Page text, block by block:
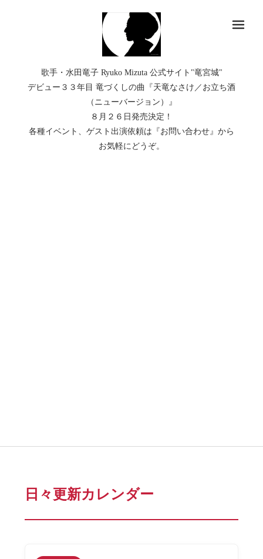
歌手・水田竜子 Ryuko Mizuta 公式サイト"竜宮城"
デビュー３３年目 竜づくしの曲『天竜なさけ／お立ち酒
（ニューバージョン）』
８月２６日発売決定！
各種イベント、ゲスト出演依頼は『お問い合わせ』から
お気軽にどうぞ。
日々更新カレンダー